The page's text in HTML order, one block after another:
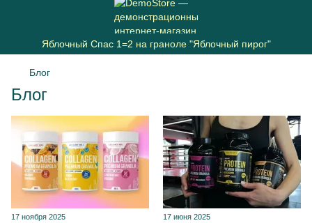
Яблочный Спас 1=2 на граноле "Яблочный пирог"
Блог
Блог
17 ноября 2025 17 июня 2025